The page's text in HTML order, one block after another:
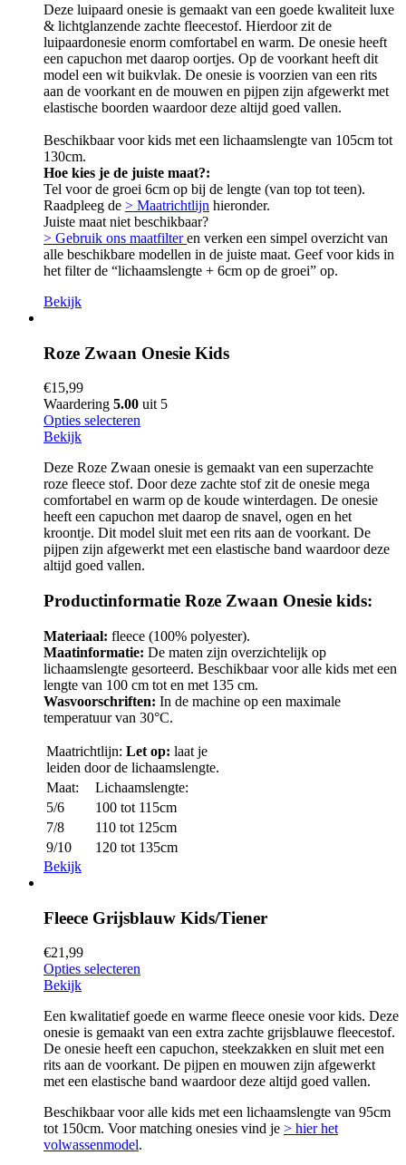
Deze luipaard onesie is gemaakt van een goede kwaliteit luxe
& lichtglanzende zachte fleecestof. Hierdoor zit de
luipaardonesie enorm comfortabel en warm. De onesie heeft
een capuchon met daarop oortjes. Op de voorkant heeft dit
model een wit buikvlak. De onesie is voorzien van een rits
aan de voorkant en de mouwen en pijpen zijn afgewerkt met
elastische boorden waardoor deze altijd goed vallen.
Beschikbaar voor kids met een lichaamslengte van 105cm tot
130cm.
Hoe kies je de juiste maat?:
Tel voor de groei 6cm op bij de lengte (van top tot teen).
Raadpleeg de > Maatrichtlijn hieronder.
Juiste maat niet beschikbaar?
> Gebruik ons maatfilteren verken een simpel overzicht van
alle beschikbare modellen in de juiste maat. Geef voor kids in
het filter de “lichaamslengte + 6cm op de groei” op.
Bekijk
Roze Zwaan Onesie Kids
€15,99
Waardering 5.00 uit 5
Opties selecteren
Bekijk
Deze Roze Zwaan onesie is gemaakt van een superzachte
roze fleece stof. Door deze zachte stof zit de onesie mega
comfortabel en warm op de koude winterdagen. De onesie
heeft een capuchon met daarop de snavel, ogen en het
kroontje. Dit model sluit met een rits aan de voorkant. De
pijpen zijn afgewerkt met een elastische band waardoor deze
altijd goed vallen.
Productinformatie Roze Zwaan Onesie kids:
Materiaal: fleece (100% polyester).
Maatinformatie: De maten zijn overzichtelijk op
lichaamslengte gesorteerd. Beschikbaar voor alle kids met een
lengte van 100 cm tot en met 135 cm.
Wasvoorschriften: In de machine op een maximale
temperatuur van 30°C.
Maatrichtlijn: Let op: laat je
leiden door de lichaamslengte.
Maat:
Lichaamslengte:
5/6
100 tot 115cm
7/8
110 tot 125cm
9/10
120 tot 135cm
Bekijk
Fleece Grijsblauw Kids/Tiener
€21,99
Opties selecteren
Bekijk
Een kwalitatief goede en warme fleece onesie voor kids. Deze
onesie is gemaakt van een extra zachte grijsblauwe fleecestof.
De onesie heeft een capuchon, steekzakken en sluit met een
rits aan de voorkant. De pijpen en mouwen zijn afgewerkt
met een elastische band waardoor deze altijd goed vallen.
Beschikbaar voor alle kids met een lichaamslengte van 95cm
tot 150cm. Voor matching onesies vind je > hier het
volwassenmodel.